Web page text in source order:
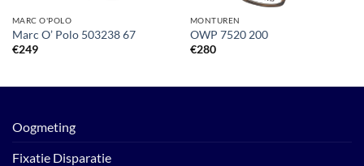
MARC O'POLO
Marc O’ Polo 503238 67
€249
MONTUREN
OWP 7520 200
€280
Oogmeting
Fixatie Disparatie